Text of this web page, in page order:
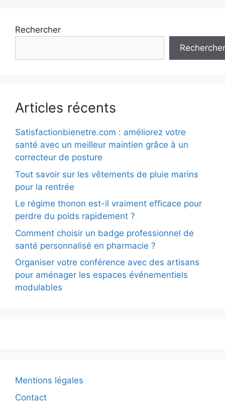
Rechercher
Rechercher
Articles récents
Satisfactionbienetre.com : améliorez votre
santé avec un meilleur maintien grâce à un
correcteur de posture
Tout savoir sur les vêtements de pluie marins
pour la rentrée
Le régime thonon est-il vraiment efficace pour
perdre du poids rapidement ?
Comment choisir un badge professionnel de
santé personnalisé en pharmacie ?
Organiser votre conférence avec des artisans
pour aménager les espaces événementiels
modulables
Mentions légales
Contact